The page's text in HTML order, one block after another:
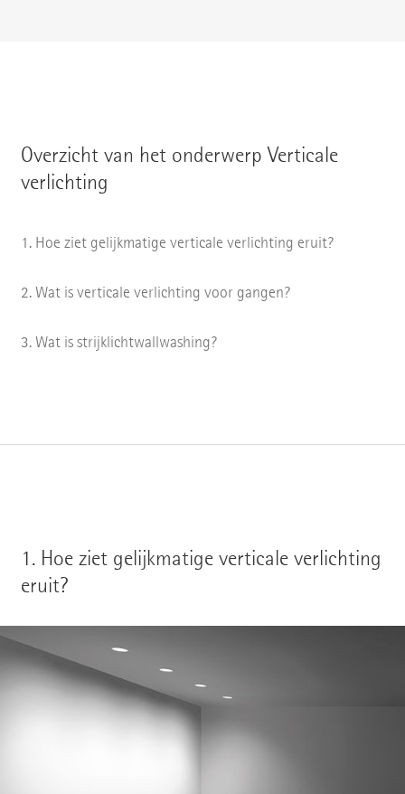
Overzicht van het onderwerp Verticale
verlichting
Hoe ziet gelijkmatige verticale verlichting eruit?
Wat is verticale verlichting voor gangen?
Wat is strijklichtwallwashing?
1. Hoe ziet gelijkmatige verticale verlichting
eruit?